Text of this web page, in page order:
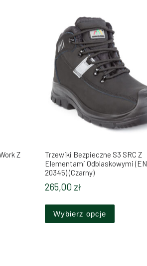
stronie produktu
Z
ma wiele wariantów. Opcje można wybrać
Trzewiki Bezpieczne S3 SRC Z
Elementami Odblaskowymi (EN
20345) (Czarny)
265,00 zł
Wybierz opcje